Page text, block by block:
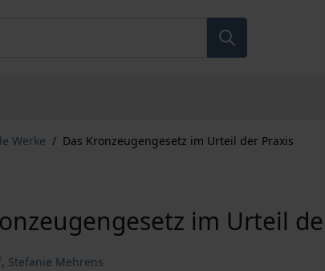
Werke / Das Kronzeugengesetz im Urteil der Praxis
im Urteil
, Stefanie Mehrens